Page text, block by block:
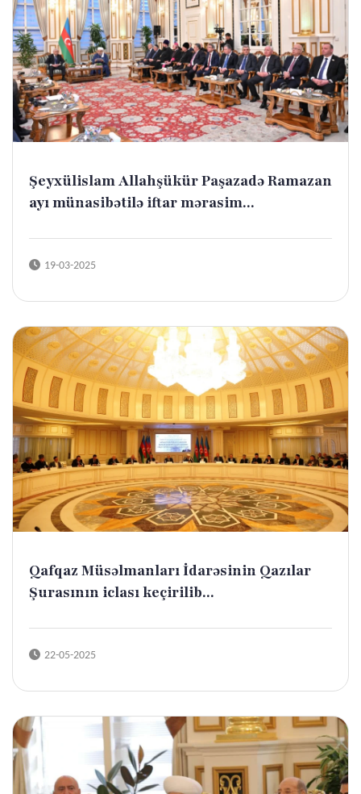
Şeyxülislam Allahşükür Paşazadə Ramazan
ayı münasibətilə iftar mərasim...
19-03-2025
Qafqaz Müsəlmanları İdarəsinin Qazılar
Şurasının iclası keçirilib...
22-05-2025